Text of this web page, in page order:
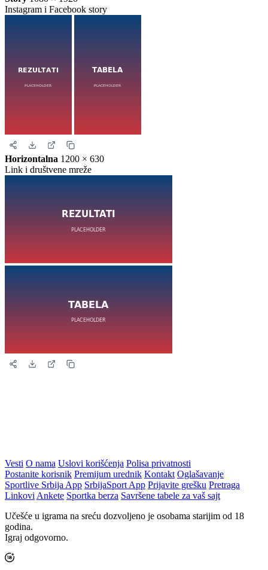
Instagram i Facebook story
Horizontalna 1200 × 630
Link i društvene mreže
Vesti O nama Uslovi korišćenja Polisa privatnosti
Postanite korisnik Premijum urednik Kontakt Oglašavanje
Sportlive Srbija App SrbijaSport App Prijavite grešku Pretraga
Linkovi Ankete Sportka berza Savršene tabele za vaš sajt
Učešće u igrama na sreću dozvoljeno je osobama starijim od 18
godina.
Igraj odgovorno.